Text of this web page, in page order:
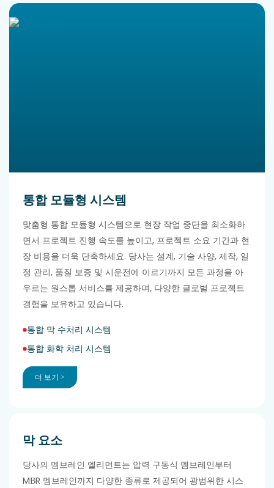
통합 모듈형 시스템
맞춤형 통합 모듈형시스템으로 현장 작업 중단을 최소화하
면서 프로젝트 진행 속도를 높이고, 프로젝트 소요 기간과 현
장 비용을 더욱 단축하세요. 당사는 설계, 기술 사양, 제작, 일
정 관리, 품질 보증 및 시운전에 이르기까지 모든 과정을 아
우르는 원스톱 서비스를 제공하며, 다양한 글로벌 프로젝트
경험을 보유하고 있습니다.
통합 막 수처리 시스템
통합 화학 처리 시스템
더 보기 >
막 요소
당사의 멤브레인 엘리먼트는 압력 구동식 멤브레인부터
MBR 멤브레인까지 다양한 종류로 제공되어 광범위한 시스